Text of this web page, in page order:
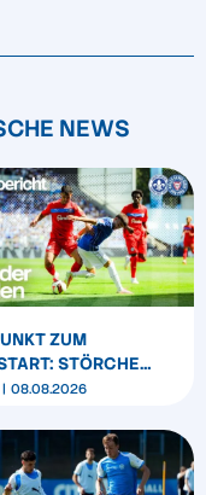
NEWS
ZUM
STÖRCHE
REMIS IN
08.08.2026